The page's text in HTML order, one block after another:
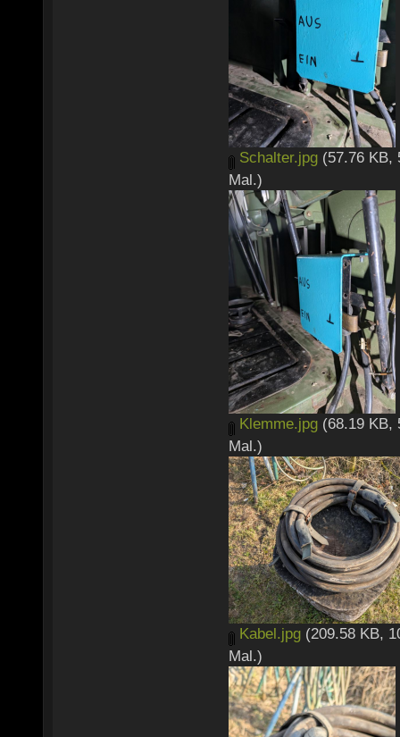
Schalter.jpg (57.76 KB,
Mal.)
Klemme.jpg (68.19 KB,
Mal.)
Kabel.jpg (209.58 KB,
Mal.)